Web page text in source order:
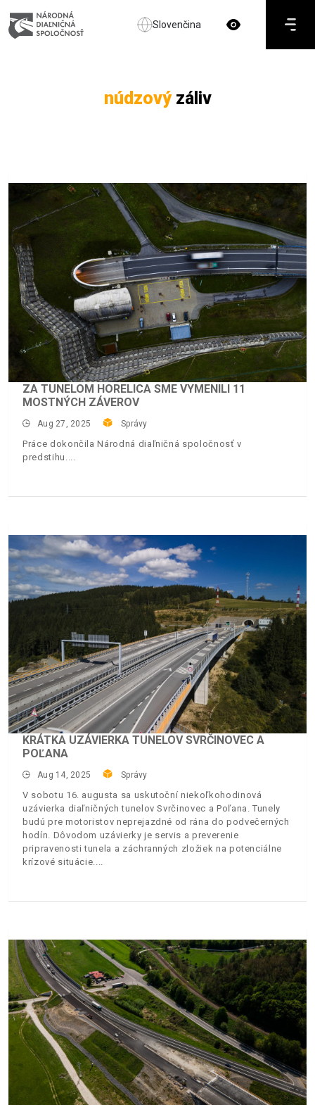
Slovenčina
núdzovýzáliv
ZA TUNELOM HORELICA SME VYMENILI 11
MOSTNÝCH ZÁVEROV
Aug 27, 2025 Správy
Práce dokončila Národná diaľničná spoločnosť v
predstihu.
KRÁTKA UZÁVIERKA TUNELOV SVRČINOVEC A
POĽANA
Aug 14, 2025 Správy
V sobotu 16. augusta sa uskutoční niekoľkohodinová
uzávierka diaľničných tunelov Svrčinovec a Poľana. Tunely
budú pre motoristov neprejazdné od rána do podvečerných
hodín. Dôvodom uzávierky je servis a preverenie
pripravenosti tunela a záchranných zložiek na potenciálne
krízové situácie.